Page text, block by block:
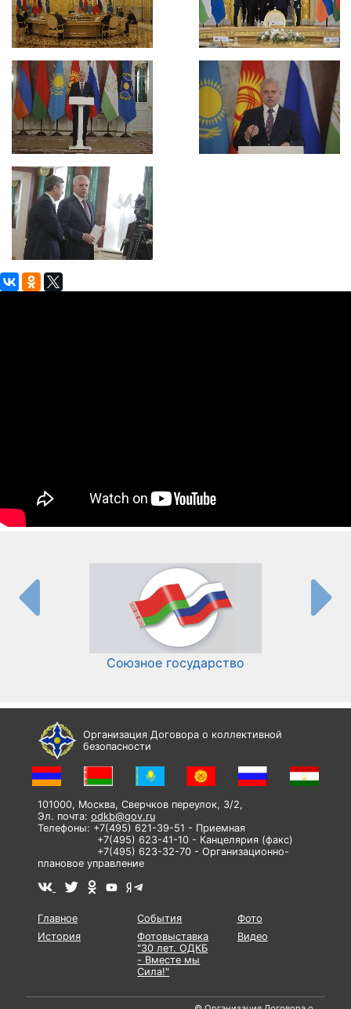
Союзное государство
Организация Договора о коллективной
безопасности
101000, Москва, Сверчков переулок, 3/2,
Эл. почта: odkb@gov.ru
Телефоны: +7(495) 621-39-51 - Приемная
+7(495) 623-41-10 - Канцелярия (факс)
+7(495) 623-32-70 - Организационно-
плановое управление
Главное
История
События
Фотовыставка
"30 лет. ОДКБ
- Вместе мы
Сила!"
Фото
Видео